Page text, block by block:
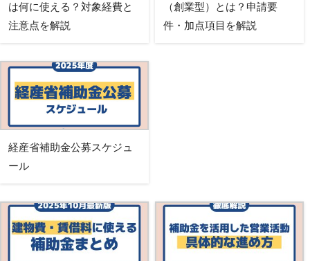
は何に使える？対象経費と
注意点を解説
（創業型）とは？申請要
件・加点項目を解説
経産省補助金公募スケジュ
ール